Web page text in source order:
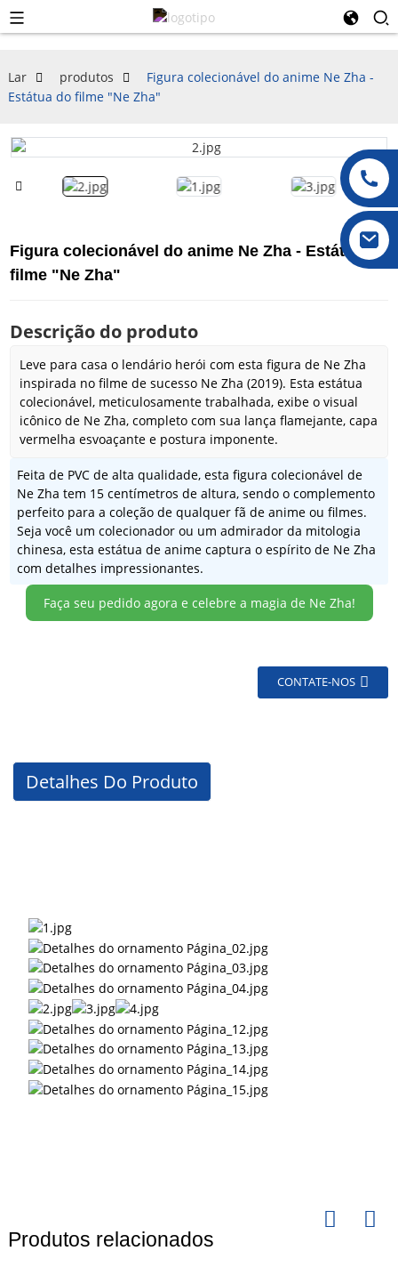
Lar produtos
Figura colecionável do anime Ne Zha -
Estátua do filme "Ne Zha"
Figura colecionável do anime Ne Zha - Estátua do
filme "Ne Zha"
Descrição do produto
Leve para casa o lendário herói com esta figura de Ne Zha
inspirada no filme de sucesso Ne Zha (2019). Esta estátua
colecionável, meticulosamente trabalhada, exibe o visual
icônico de Ne Zha, completo com sua lança flamejante, capa
vermelha esvoaçante e postura imponente.
Feita de PVC de alta qualidade, esta figura colecionável de
Ne Zha tem 15 centímetros de altura, sendo o complemento
perfeito para a coleção de qualquer fã de anime ou filmes.
Seja você um colecionador ou um admirador da mitologia
chinesa, esta estátua de anime captura o espírito de Ne Zha
com detalhes impressionantes.
Faça seu pedido agora e celebre a magia de Ne Zha!
CONTATE-NOS
Detalhes Do Produto
Produtos relacionados